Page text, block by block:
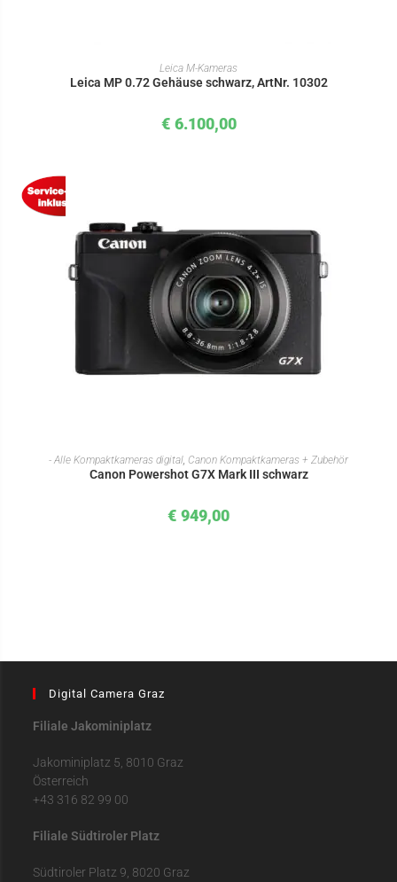
IN DEN WARENKORB
Leica M-Kameras
Leica MP 0.72 Gehäuse schwarz, ArtNr. 10302
€ 6.100,00
IN DEN WARENKORB
- Alle Kompaktkameras digital, Canon Kompaktkameras + Zubehör
Canon Powershot G7X Mark III schwarz
€ 949,00
Digital Camera Graz
Filiale Jakominiplatz
Jakominiplatz 5, 8010 Graz
Österreich
+43 316 82 99 00
Filiale Südtiroler Platz
Südtiroler Platz 9, 8020 Graz